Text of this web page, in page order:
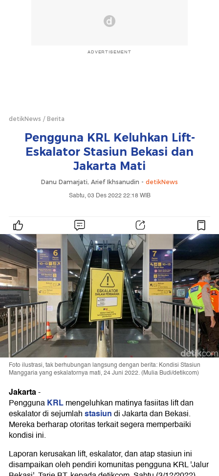
ADVERTISEMENT
detikNews Berita
Pengguna KRL Keluhkan Lift-
Eskalator Stasiun Bekasi dan
Jakarta Mati
Danu Damarjati, Arief Ikhsanudin - detikNews
Sabtu, 03 Des 2022 22:18 WIB
Foto ilustrasi, tak berhubungan langsung dengan berita: Kondisi Stasiun
Manggaria yang eskalatornya mati, 24 Juni 2022. (Mulia Budi/detikcom)
Jakarta-
PenggunaKRLmengeluhkan matinya fasiitas lift dan
eskalator di sejumlahstasiundi Jakarta dan Bekasi.
Mereka berharap otoritas terkait segera memperbaiki
kondisi ini.
Laporan kerusakan lift, eskalator, dan atap stasiun ini
disampaikan oleh pendiri komunitas pengguna KRL 'Jalur